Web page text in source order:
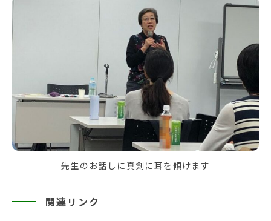
先生のお話しに真剣に耳を傾けます
関連リンク